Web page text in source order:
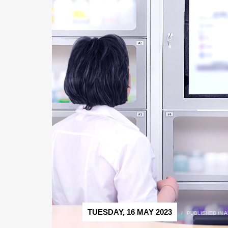
TUESDAY, 16 MAY 2023 / PUBLISHED IN